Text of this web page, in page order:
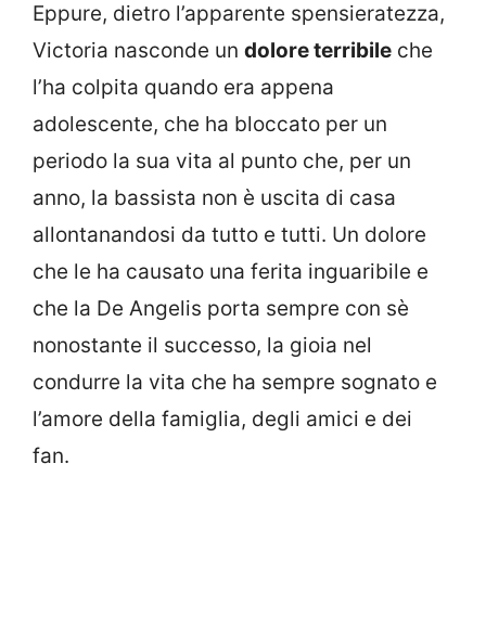
Eppure, dietro l’apparente spensieratezza,
Victoria nasconde un dolore terribile che
l’ha colpita quando era appena
adolescente, che ha bloccato per un
periodo la sua vita al punto che, per un
anno, la bassista non è uscita di casa
allontanandosi da tutto e tutti. Un dolore
che le ha causato una ferita inguaribile e
che la De Angelis porta sempre con sè
nonostante il successo, la gioia nel
condurre la vita che ha sempre sognato e
l’amore della famiglia, degli amici e dei
fan.